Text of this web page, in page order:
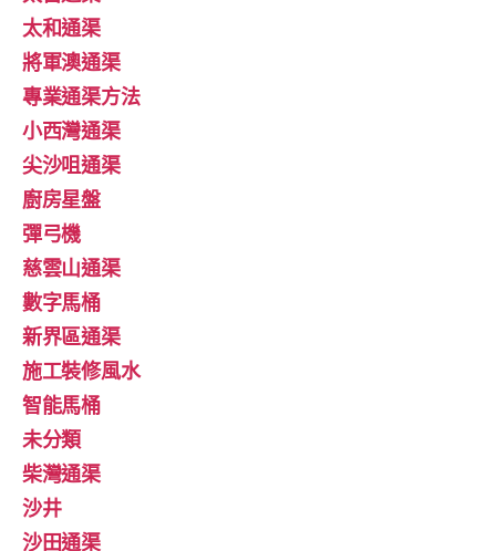
太和通渠
將軍澳通渠
專業通渠方法
小西灣通渠
尖沙咀通渠
廚房星盤
彈弓機
慈雲山通渠
數字馬桶
新界區通渠
施工裝修風水
智能馬桶
未分類
柴灣通渠
沙井
沙田通渠